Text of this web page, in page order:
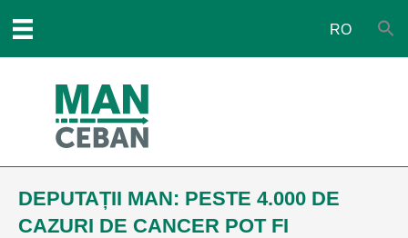
RO
DEPUTAȚII MAN: PESTE 4.000 DE
CAZURI DE CANCER POT FI